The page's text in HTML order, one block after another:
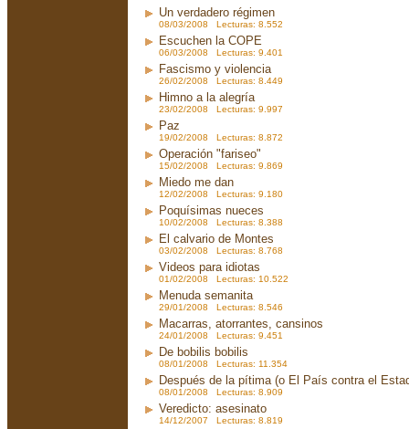
Un verdadero régimen
08/03/2008 Lecturas: 8.552
Escuchen la COPE
06/03/2008 Lecturas: 9.401
Fascismo y violencia
26/02/2008 Lecturas: 8.449
Himno a la alegría
23/02/2008 Lecturas: 9.997
Paz
19/02/2008 Lecturas: 8.872
Operación "fariseo"
15/02/2008 Lecturas: 9.869
Miedo me dan
12/02/2008 Lecturas: 9.180
Poquísimas nueces
10/02/2008 Lecturas: 8.388
El calvario de Montes
03/02/2008 Lecturas: 8.768
Videos para idiotas
01/02/2008 Lecturas: 10.522
Menuda semanita
29/01/2008 Lecturas: 8.546
Macarras, atorrantes, cansinos
24/01/2008 Lecturas: 9.451
De bobilis bobilis
08/01/2008 Lecturas: 11.354
Después de la pítima (o El País contra el
08/01/2008 Lecturas: 8.909
Veredicto: asesinato
14/12/2007 Lecturas: 8.819